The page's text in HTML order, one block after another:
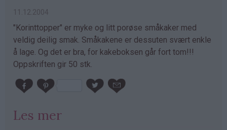
11.12.2004
"Korinttopper" er myke og litt porøse småkaker med
veldig deilig smak. Småkakene er dessuten svært enkle
å lage. Og det er bra, for kakeboksen går fort tom!!!
Oppskriften gir 50 stk.
Les mer